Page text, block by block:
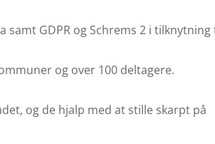
GDPR og Schrems 2 i tilknytning
og over 100 deltagere.
og de hjalp med at stille skarpt på